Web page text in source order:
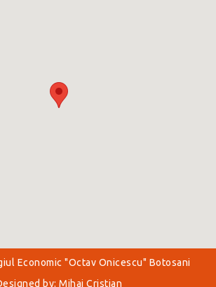
Economic "Octav Onicescu" Botosani
by: Mihai Cristian